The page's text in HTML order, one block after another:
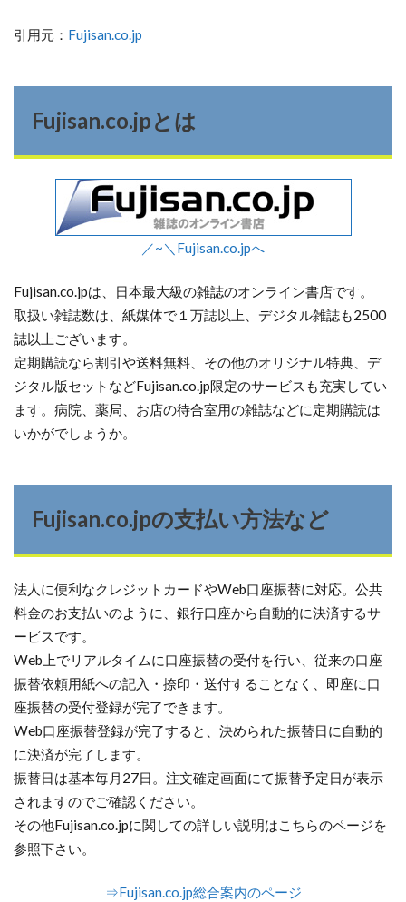
引用元： Fujisan.co.jp
Fujisan.co.jpとは
／~＼Fujisan.co.jpへ
Fujisan.co.jpは、日本最大級の雑誌のオンライン書店です。
取扱い雑誌数は、紙媒体で１万誌以上、デジタル雑誌も2500
誌以上ございます。
定期購読なら割引や送料無料、その他のオリジナル特典、デ
ジタル版セットなどFujisan.co.jp限定のサービスも充実してい
ます。病院、薬局、お店の待合室用の雑誌などに定期購読は
いかがでしょうか。
Fujisan.co.jpの支払い方法など
法人に便利なクレジットカードやWeb口座振替に対応。公共
料金のお支払いのように、銀行口座から自動的に決済するサ
ービスです。
Web上でリアルタイムに口座振替の受付を行い、従来の口座
振替依頼用紙への記入・捺印・送付することなく、即座に口
座振替の受付登録が完了できます。
Web口座振替登録が完了すると、決められた振替日に自動的
に決済が完了します。
振替日は基本毎月27日。注文確定画面にて振替予定日が表示
されますのでご確認ください。
その他Fujisan.co.jpに関しての詳しい説明はこちらのページを
参照下さい。
⇒Fujisan.co.jp総合案内のページ